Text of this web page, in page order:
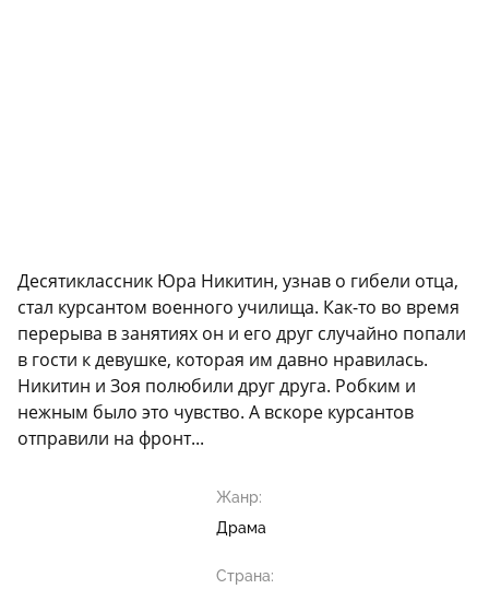
Десятиклассник Юра Никитин, узнав о гибели отца,
стал курсантом военного училища. Как-то во время
перерыва в занятиях он и его друг случайно попали
в гости к девушке, которая им давно нравилась.
Никитин и Зоя полюбили друг друга. Робким и
нежным было это чувство. А вскоре курсантов
отправили на фронт...
Жанр:
Драма
Страна: